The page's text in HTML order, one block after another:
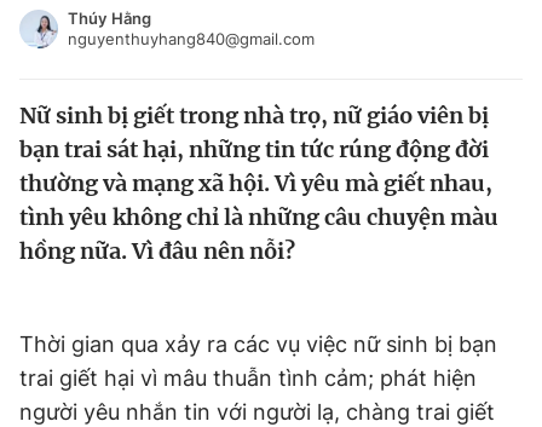
Chào ngày mới Tin 24h
Tin thị trường Tin 360
Video Magazine
Tiện ích Bạn cần biết
Thông tin tòa soạn Liên hệ quảng cáo
Tin đã xem
Thúy Hằng
nguyenthuyhang840@gmail.com
Nữ sinh bị giết trong nhà trọ, nữ giáo viên bị
bạn trai sát hại, những tin tức rúng động đời
thường và mạng xã hội. Vì yêu mà giết nhau,
tình yêu không chỉ là những câu chuyện màu
hồng nữa. Vì đâu nên nỗi?
Thời gian qua xảy ra các vụ việc nữ sinh bị bạn
trai giết hại vì mâu thuẫn tình cảm; phát hiện
người yêu nhắn tin với người lạ, chàng trai giết